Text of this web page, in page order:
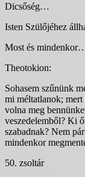
Dicsőség…
Isten Szülőjéhez
Most és
Theotokion:
Sohasem szűnünk
mi méltatlanok; mert
volna meg
veszedelemből? Ki
szabadnak? Nem
mindenkor
50. zsoltár